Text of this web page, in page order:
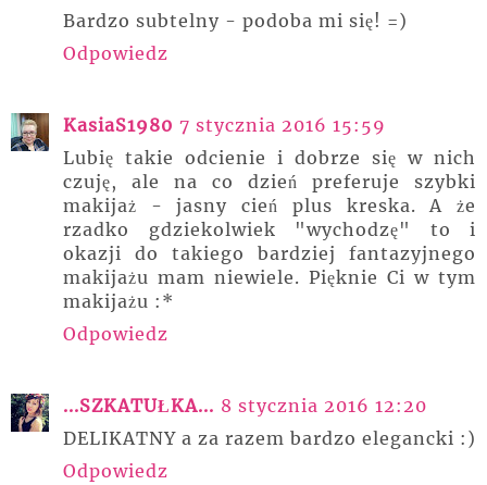
Bardzo subtelny - podoba mi się! =)
Odpowiedz
KasiaS1980 7 stycznia 2016 15:59
Lubię takie odcienie i dobrze się w nich
czuję, ale na co dzień preferuje szybki
makijaż - jasny cień plus kreska. A że
rzadko gdziekolwiek "wychodzę" to i
okazji do takiego bardziej fantazyjnego
makijażu mam niewiele. Pięknie Ci w tym
makijażu :*
Odpowiedz
...SZKATUŁKA... 8 stycznia 2016 12:20
DELIKATNY a za razem bardzo elegancki :)
Odpowiedz